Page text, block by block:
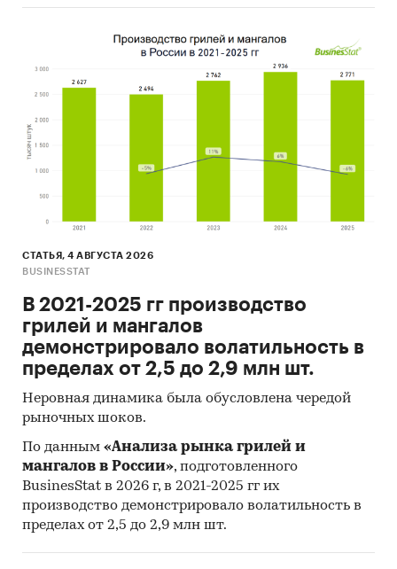
Информация, собранная BusinesStat:
оценки потребления молочной продукции
показатели торговли молоком и молочной
продукцией
оценки экспертов молочной отрасли
Промышленность / ... /
Продукты
питания
Молочные продукты
Россия
СТАТЬЯ, 4 АВГУСТА 2026
BUSINESSTAT
В 2021-2025 гг производство
грилей и мангалов
демонстрировало волатильность в
пределах от 2,5 до 2,9 млн шт.
Неровная динамика была обусловлена чередой
рыночных шоков.
По данным «Анализа рынка грилей и
мангалов в России», подготовленного
BusinesStat в 2026 г, в 2021-2025 гг их
производство демонстрировало волатильность в
пределах от 2,5 до 2,9 млн шт.